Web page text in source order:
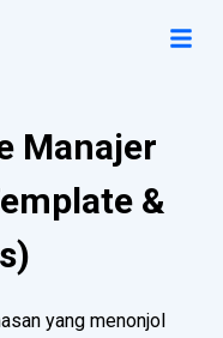
Manajer
&
yang menonjol